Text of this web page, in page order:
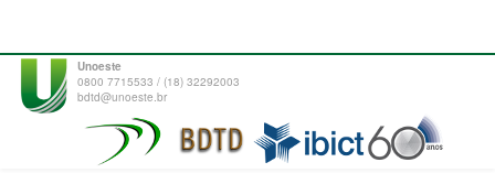
Unoeste
0800 7715533 / (18) 32292003
bdtd@unoeste.br